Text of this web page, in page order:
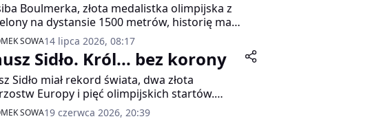
Boulmerka, złota medalistka olimpijska z
na dystansie 1500 metrów, historię ma
i... bardzo trudną. Urodzona w
kraju, zbuntowała się tradycji...
SOWA14 lipca 2026, 08:17
Sidło. Król... bez korony
Sidło miał rekord świata, dwa złota
Europy i pięć olimpijskich startów.
mu tylko złota igrzysk, choć przez lata był
SOWA19 czerwca 2026, 20:39